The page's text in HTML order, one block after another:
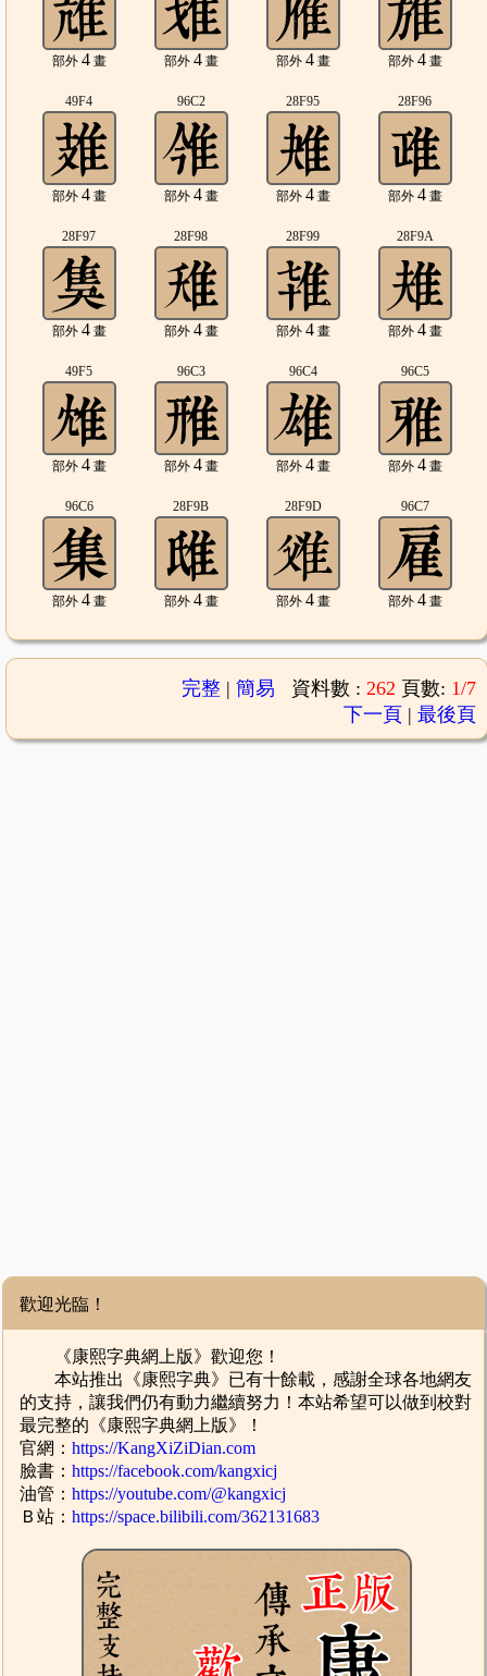
部外 4畫 部外 4畫 部外 4畫 部外 4畫
49F4
部外 4畫
96C2
部外 4畫
28F95
部外 4畫
28F96
部外 4畫
28F97
部外 4畫
28F98
部外 4畫
28F99
部外 4畫
28F9A
部外 4畫
49F5
部外 4畫
96C3
部外 4畫
96C4
部外 4畫
96C5
部外 4畫
96C6
部外 4畫
28F9B
部外 4畫
28F9D
部外 4畫
96C7
部外 4畫
完整| 簡易 資料數 : 262 頁數: 1/7
下一頁| 最後頁
歡迎光臨！
《康熙字典網上版》歡迎您！
本站推出《康熙字典》已有十餘載，感謝全球各地網友
的支持，讓我們仍有動力繼續努力！本站希望可以做到校對
最完整的《康熙字典網上版》！
官網：https://KangXiZiDian.com
臉書：https://facebook.com/kangxicj
油管：https://youtube.com/@kangxicj
Ｂ站：https://space.bilibili.com/362131683